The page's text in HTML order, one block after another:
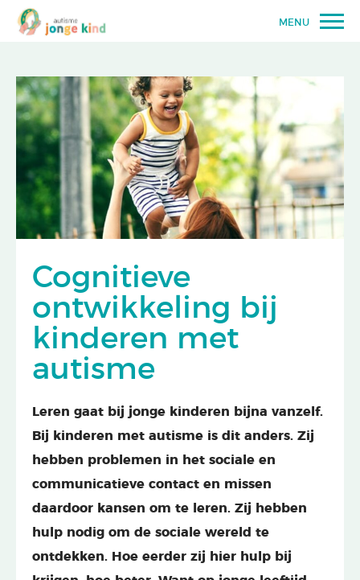
MENU
Cognitieve
ontwikkeling bij
kinderen met
autisme
Leren gaat bij jonge kinderen bijna vanzelf.
Bij kinderen met autisme is dit anders. Zij
hebben problemen in het sociale en
communicatieve contact en missen
daardoor kansen om te leren. Zij hebben
hulp nodig om de sociale wereld te
ontdekken. Hoe eerder zij hier hulp bij